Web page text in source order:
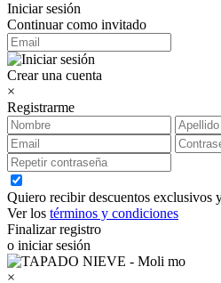
Iniciar sesión
Continuar como invitado
Crear una cuenta
×
Registrarme
Quiero recibir descuentos exclusivos
Ver los términos y condiciones
Finalizar registro
o iniciar sesión
×